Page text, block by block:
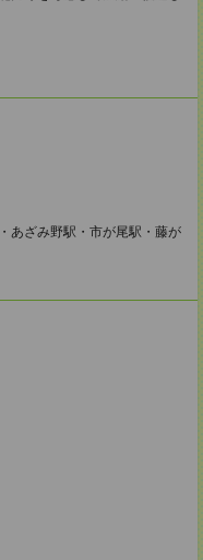
あざみ野駅・市が尾駅・藤が